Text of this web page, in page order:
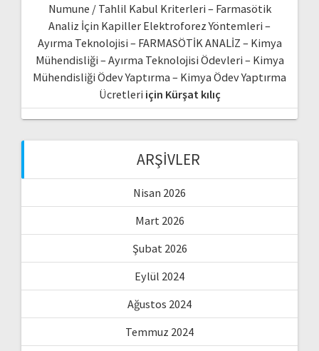
Numune / Tahlil Kabul Kriterleri – Farmasötik
Analiz İçin Kapiller Elektroforez Yöntemleri –
Ayırma Teknolojisi – FARMASÖTİK ANALİZ – Kimya
Mühendisliği – Ayırma Teknolojisi Ödevleri – Kimya
Mühendisliği Ödev Yaptırma – Kimya Ödev Yaptırma
Ücretleri için Kürşat kılıç
ARŞIVLER
Nisan 2026
Mart 2026
Şubat 2026
Eylül 2024
Ağustos 2024
Temmuz 2024